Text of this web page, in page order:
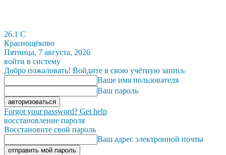
26.1 C
Краснощёково
Пятница, 7 августа, 2026
войти в систему
Добро пожаловать! Войдите в свою учётную запись
Ваше имя пользователя
Ваш пароль
Forgot your password? Get help
восстановление пароля
Восстановите свой пароль
Ваш адрес электронной почты